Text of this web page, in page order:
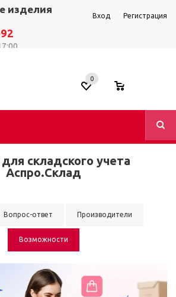
изделия
Вход Регистрация
0
складского учета
Аспро.Склад
Вопрос-ответ Производители
Возможности